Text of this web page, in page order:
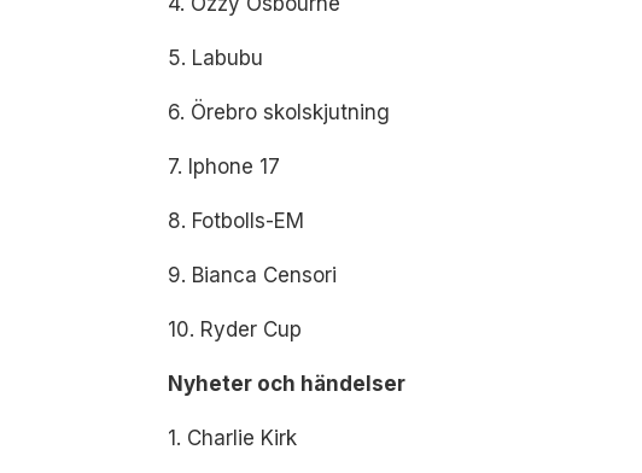
5. Labubu
6. Örebro skolskjutning
7. Iphone 17
8. Fotbolls-EM
9. Bianca Censori
10. Ryder Cup
Nyheter och händelser
1. Charlie Kirk